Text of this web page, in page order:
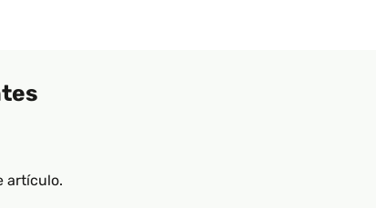
artículo.